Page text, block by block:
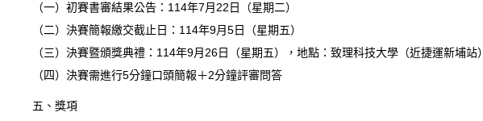
（一）初賽書審結果公告：114年7月22日（星期二）
（二）決賽簡報繳交截止日：114年9月5日（星期五）
（三）決賽暨頒獎典禮：114年9月26日（星期五），地點：致理科技大學（近捷運新埔站）
（四）決賽需進行5分鐘口頭簡報＋2分鐘評審問答
五、獎項